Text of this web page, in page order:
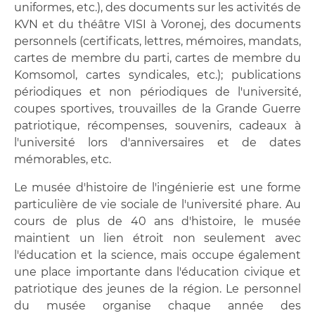
uniformes, etc.), des documents sur les activités de
KVN et du théâtre VISI à Voronej, des documents
personnels (certificats, lettres, mémoires, mandats,
cartes de membre du parti, cartes de membre du
Komsomol, cartes syndicales, etc.); publications
périodiques et non périodiques de l'université,
coupes sportives, trouvailles de la Grande Guerre
patriotique, récompenses, souvenirs, cadeaux à
l'université lors d'anniversaires et de dates
mémorables, etc.
Le musée d'histoire de l'ingénierie est une forme
particulière de vie sociale de l'université phare. Au
cours de plus de 40 ans d'histoire, le musée
maintient un lien étroit non seulement avec
l'éducation et la science, mais occupe également
une place importante dans l'éducation civique et
patriotique des jeunes de la région. Le personnel
du musée organise chaque année des